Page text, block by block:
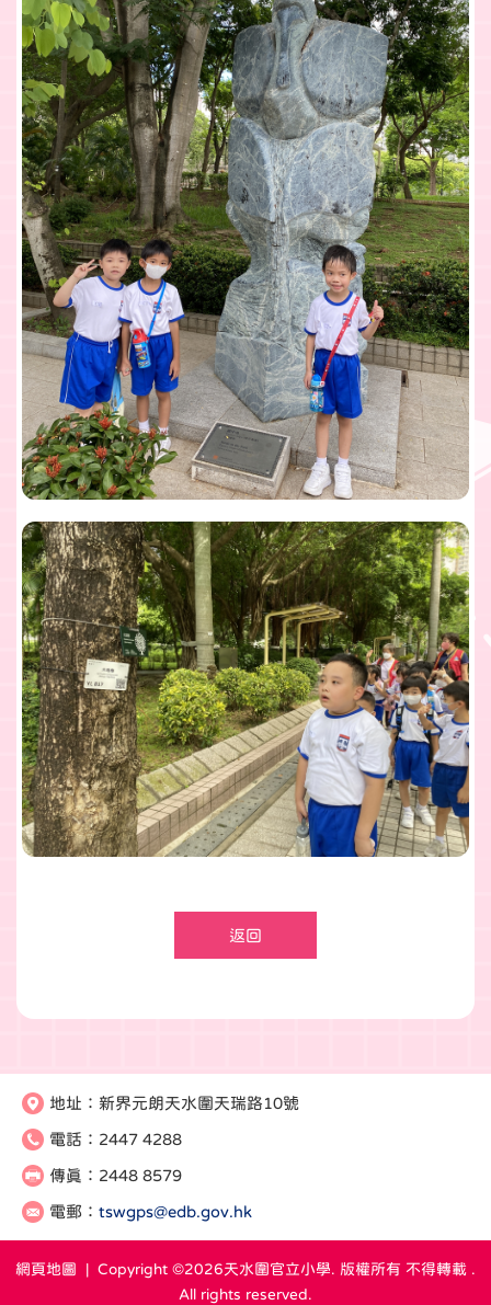
返回
地址： 新界元朗天水圍天瑞路10號
電話： 2447 4288
傳真： 2448 8579
電郵： tswgps@edb.gov.hk
網頁地圖 | Copyright ©2026天水圍官立小學. 版權所有 不得轉載 .
All rights reserved.